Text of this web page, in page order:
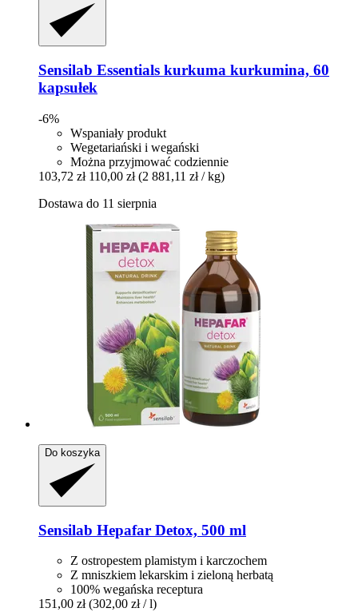
Sensilab Essentials kurkuma kurkumina, 60
kapsułek
-6%
Wspaniały produkt
Wegetariański i wegański
Można przyjmować codziennie
103,72 zł 110,00 zł (2 881,11 zł / kg)
Dostawa do 11 sierpnia
Do koszyka
Sensilab Hepafar Detox, 500 ml
Z ostropestem plamistym i karczochem
Z mniszkiem lekarskim i zieloną herbatą
100% wegańska receptura
151,00 zł (302,00 zł / l)